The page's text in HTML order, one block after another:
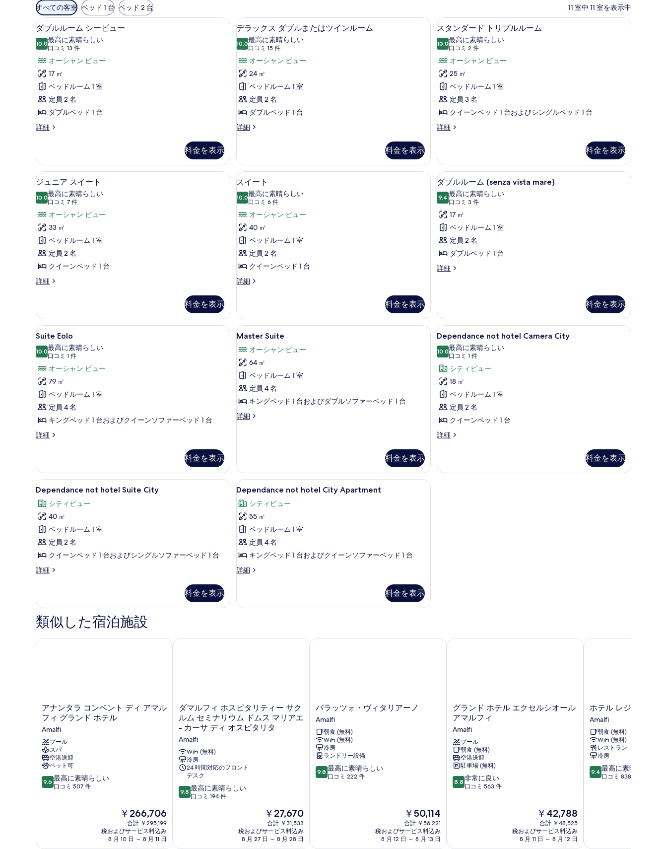
利
用
可
能
な
客
室
の
絞
り
込
み
すべての客室 ベッド 1 台 ベッド 2 台 11 室中 11 室を表示中
ダ
ブ
ル
ル
ー
ム
シ
ー
ビ
の
す
べ
て
の
写
真
を
表
示
ダブルルーム シービュー | 部屋からの景観
8
ダブルルーム シービュー
10.010 点中 10.0
最高に素晴らしい
口コミ 13 件
(口
コ
ミ
13
件)
オーシャン ビュー
17 ㎡
ベッドルーム 1 室
定員 2 名
ダブルベッド 1 台
詳細
ダ
ー
ム
シ
ビ
ー
の
詳
細
料金を表示
デ
ラ
ッ
ク
ス
ダ
ブ
ル
ま
ツ
イ
ン
ル
ー
ム
の
す
べ
て
真
を
表
示
す
る
デラックス ダブルまたはツインルーム | 高級寝具、羽毛の掛け布団、ピロートップベッド、ミニバー
7
デラックス ダブルまたはツインルーム
10.010 点中 10.0
最高に素晴らしい
口コミ 15 件
(口
コ
ミ
15
件)
オーシャン ビュー
24 ㎡
ベッドルーム 1 室
定員 2 名
ダブルベッド 1 台
詳細
デ
ス
ダ
ブ
ま
は
ツ
イ
ン
ル
ム
の
詳
料金を表示
ス
タ
ン
ダ
ー
ド
ト
リ
プ
ー
ム
の
す
べ
て
の
写
真
す
る
スタンダード トリプルルーム | 高級寝具、
7
スタンダード トリプルルーム
10.010 点中 10.0
最高に素晴らしい
口コミ 2 件
(口
コ
ミ
件)
オーシャン ビュー
25 ㎡
ベッドルーム 1 室
定員 3 名
クイーンベッド 1 台およびシングルベッド 1 台
詳細
ス
ー
ド
ト
リ
プ
ル
ー
ム
の
詳
料金を表示
ジ
ュ
ニ
ア
ス
イ
ー
ト
の
て
の
写
真
を
表
示
す
る
ジュニア スイート | 高級寝具、羽毛の掛け布団、ピロートップベッド、ミニバー
6
ジュニア スイート
10.010 点中 10.0
最高に素晴らしい
口コミ 7 件
(口
コ
ミ
件)
オーシャン ビュー
33 ㎡
ベッドルーム 1 室
定員 2 名
クイーンベッド 1 台
詳細
ジ
ス
イ
ー
の
細
料金を表示
ス
イ
ー
ト
の
す
べ
て
の
を
表
示
す
る
スイート | 高級寝具、羽毛の掛け布団、ピロートップベッド、ミニバー
17
スイート
10.010 点中 10.0
最高に素晴らしい
口コミ 6 件
(口
コ
ミ
件)
オーシャン ビュー
40 ㎡
ベッドルーム 1 室
定員 2 名
クイーンベッド 1 台
詳細
ス
の
詳
細
料金を表示
ダ
ブ
ル
ル
ー
ム
(senza
vista
べ
て
の
写
真
を
表
示
す
る
ダブルルーム (senza vista mare) | 高級寝具
4
ダブルルーム (senza vista mare)
9.410 点中 9.4
最高に素晴らしい
口コミ 3 件
(口
コ
ミ
3
件)
17 ㎡
ベッドルーム 1 室
定員 2 名
ダブルベッド 1 台
詳細
ダ
ム
(senza
vista
mare)
の
詳
細
料金を表示
Suite
Eolo
の
す
べ
て
の
写
真
示
す
る
Suite Eolo | 高級寝具、羽毛の掛け布団、ピロートップベッド、ミニバー
16
Suite Eolo
10.010 点中 10.0
最高に素晴らしい
口コミ 1 件
(口
コ
ミ
件)
オーシャン ビュー
79 ㎡
ベッドルーム 1 室
定員 4 名
キングベッド 1 台およびクイーンソファーベッド 1 台
詳細
Suite
細
料金を表示
Master
Suite
の
す
べ
て
の
写
示
す
る
Master Suite | 高級寝具、羽毛の掛け布団、ピロートップベッド、ミニバー
13
Master Suite
オーシャン ビュー
64 ㎡
ベッドルーム 1 室
定員 4 名
キングベッド 1 台およびダブルソファーベッド 1 台
詳細
Master
料金を表示
Dependance
not
hotel
Camera
City
の
す
べ
て
の
真
高級寝具、羽毛の掛け布団、ピロートップベ
18
Dependance not hotel Camera City
10.010 点中 10.0
最高に素晴らしい
口コミ 1 件
(口
コ
ミ
件)
シティビュー
18 ㎡
ベッドルーム 1 室
定員 2 名
クイーンベッド 1 台
詳細
Dependance
City
料金を表示
Dependance
not
hotel
Suite
City
の
す
べ
写
真
を
表
高級寝具、羽毛の掛け布団、ピロートップベッド、ミニバー
12
Dependance not hotel Suite City
シティビュー
40 ㎡
ベッドルーム 1 室
定員 2 名
クイーンベッド 1 台およびシングルソファーベッド 1 台
詳細
Dependance
City
の
詳
細
料金を表示
Dependance
not
hotel
City
Apartment
の
す
べ
写
Dependance not hotel City Apartment | リビング エリア | 50 インチのスマートテレビ (衛星放送視聴可)、書庫
30
Dependance not hotel City Apartment
シティビュー
55 ㎡
ベッドルーム 1 室
定員 4 名
キングベッド 1 台およびクイーンソファーベッド 1 台
詳細
Dependance
Apartment
料金を表示
類似した宿泊施設
ア
ナ
ン
タ
ラ
コ
ン
ベ
ン
ト
アナンタラ コンベント ディ アマル
フィ グランド ホテル
Amalfi
プール
スパ
空港送迎
ペット可
10
段
9.6 最高に素晴らしい
口コミ 507 件
現
の
料
金
￥266,706
合計 ￥295,199
税およびサービス料込み
8 月 10 日 ～ 8 月 11 日
アナンタラ コンベント ディ アマルフィ グランド ホテル
ダ
マ
フ
ィ
ホ
ス
ピ
リ
テ
ダマルフィ ホスピタリティー サク
ルム セミナリウム ドムス マリアエ
- カーサ ディ オスピタリタ
Amalfi
WiFi (無料)
冷房
24 時間対応のフロント
デスク
10
段
9.8 最高に素晴らしい
口コミ 194 件
現
在
の
料
金
￥27,670
合計 ￥31,533
税およびサービス料込み
8 月 27 日 ～ 8 月 28 日
ダマルフィ ホスピタリティー サクルム セミナリウム ドムス マリアエ - カーサ ディ オスピタリタ
パ
ラ
ッ
ツ
ォ・
ヴ
ィ
タ
リ
パラッツォ・ヴィタリアーノ
Amalfi
朝食 (無料)
WiFi (無料)
冷房
ランドリー設備
10
段
9.8 最高に素晴らしい
口コミ 222 件
現
在
の
料
金
￥50,114
合計 ￥56,221
税およびサービス料込み
8 月 12 日 ～ 8 月 13 日
パラッツォ・ヴィタリアーノ
グ
ラ
ン
ド
ホ
テ
ル
エ
ク
セ
グランド ホテル エクセルシオール
アマルフィ
Amalfi
プール
朝食 (無料)
空港送迎
駐車場 (無料)
10
段
8.8 非常に良い
口コミ 563 件
現
在
の
料
金
￥42,788
合計 ￥48,525
税およびサービス料込み
8 月 11 日 ～ 8 月 12 日
グランド ホテル エクセルシオール アマルフィ
ホ
テ
ル
レ
ジ
デ
ン
ス
-
ホテル レジデンス -
Amalfi
朝食 (無料)
WiFi (無料)
レストラン
冷房
10
段
9.4 最高に素晴らしい
口コミ 838 件
ホテル レジデンス - ア